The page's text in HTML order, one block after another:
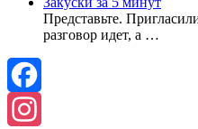
Представьте.
разговор идет, а …
Facebook